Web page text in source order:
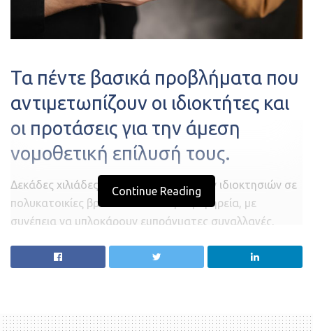
Τα πέντε βασικά προβλήματα που
αντιμετωπίζουν οι ιδιοκτήτες και
οι προτάσεις για την άμεση
νομοθετική επίλυσή τους.
Δεκάδες χιλιάδες ιδιοκτήτες οριζόντιων ιδιοκτησιών σε
πολυκατοικίες βρίσκονται σε νομική ομηρεία, με
συνέπεια να μπλοκάρουν εμπράγματες συναλλαγές,
Κτηματολογίου.
ιδιοκτησίας τους.
Continue Reading